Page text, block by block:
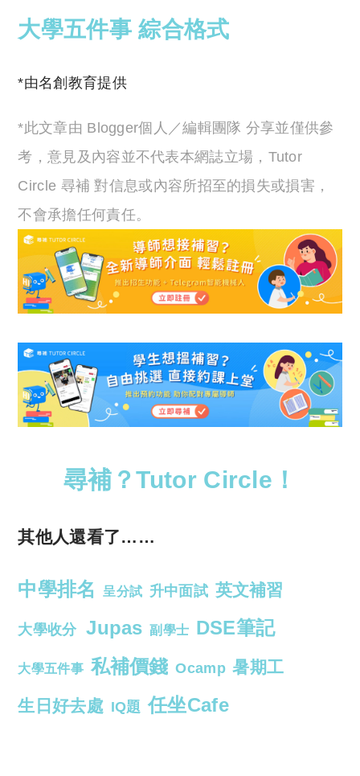
大學五件事 綜合格式
*由名創教育提供
*此文章由 Blogger個人／編輯團隊 分享並僅供參
考，意見及內容並不代表本網誌立場，Tutor
Circle 尋補 對信息或內容所招至的損失或損害，
不會承擔任何責任。
尋補？Tutor Circle！
其他人還看了……
中學排名 呈分試 升中面試 英文補習
大學收分 Jupas 副學士 DSE筆記
大學五件事 私補價錢 Ocamp 暑期工
生日好去處 IQ題 任坐Cafe